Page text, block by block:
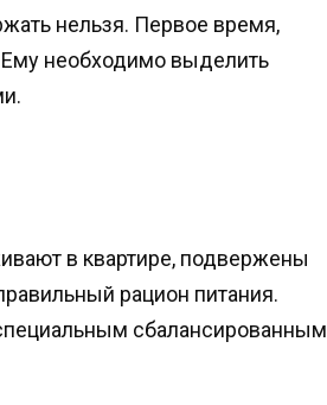
нельзя. Первое время,
необходимо выделить
в квартире, подвержены
рацион питания.
сбалансированным